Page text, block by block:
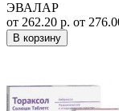
ЭВАЛАР
от 262.20 р. от
В корзину